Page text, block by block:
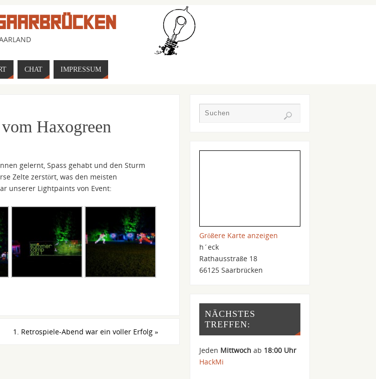
CHAT IMPRESSUM
Haxogreen
gelernt, Spass gehabt und den Sturm
Zelte zerstört, was den meisten
unserer Lightpaints von Event:
1. Retrospiele-Abend war ein voller Erfolg »
Größere Karte anzeigen
h´eck
Rathausstraße 18
66125 Saarbrücken
NÄCHSTES
TREFFEN:
Jeden Mittwoch ab 18:00 Uhr
HackMi